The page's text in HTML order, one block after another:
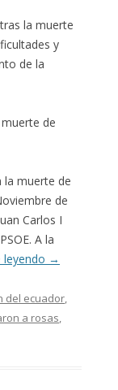
tras la muerte
y
de la
de
la muerte de
de
Carlos I
A la
leyendo →
del ecuador,
a rosas,